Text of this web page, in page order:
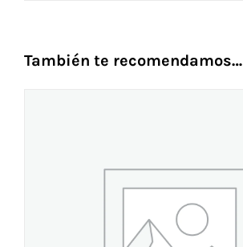
También te recomendamos…